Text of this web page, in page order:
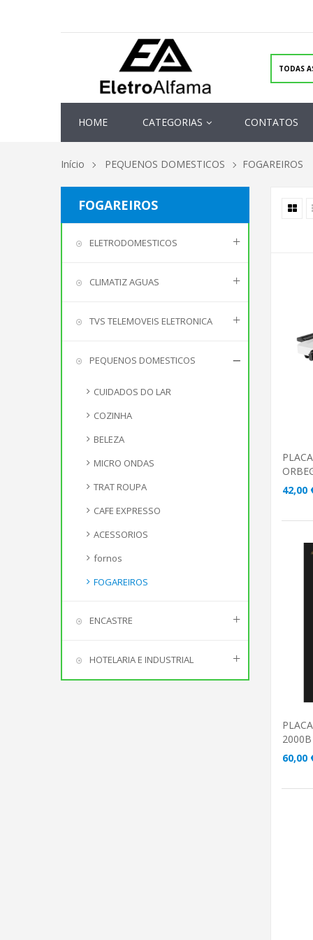
HOME CATEGORIAS CONTATOS
Início PEQUENOS DOMESTICOS FOGAREIROS
FOGAREIROS
ELETRODOMESTICOS
CLIMATIZ AGUAS
TVS TELEMOVEIS ELETRONICA
PEQUENOS DOMESTICOS
CUIDADOS DO LAR
COZINHA
BELEZA
MICRO ONDAS
TRAT ROUPA
CAFE EXPRESSO
ACESSORIOS
fornos
FOGAREIROS
ENCASTRE
HOTELARIA E INDUSTRIAL
42,00
2000B
60,00